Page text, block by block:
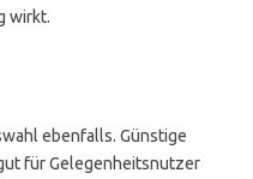
wirkt.
ebenfalls. Günstige
für Gelegenheitsnutzer